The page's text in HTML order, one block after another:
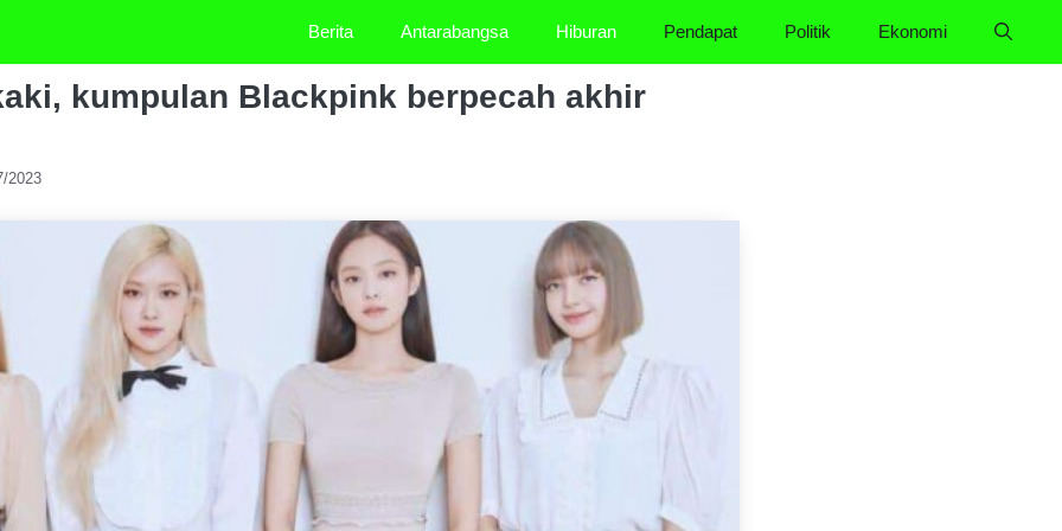
Berita Antarabangsa Hiburan Pendapat Politik Ekonomi
kumpulan Blackpink berpecah akhir
2023